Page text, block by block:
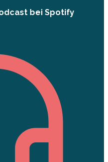
bei Spotify